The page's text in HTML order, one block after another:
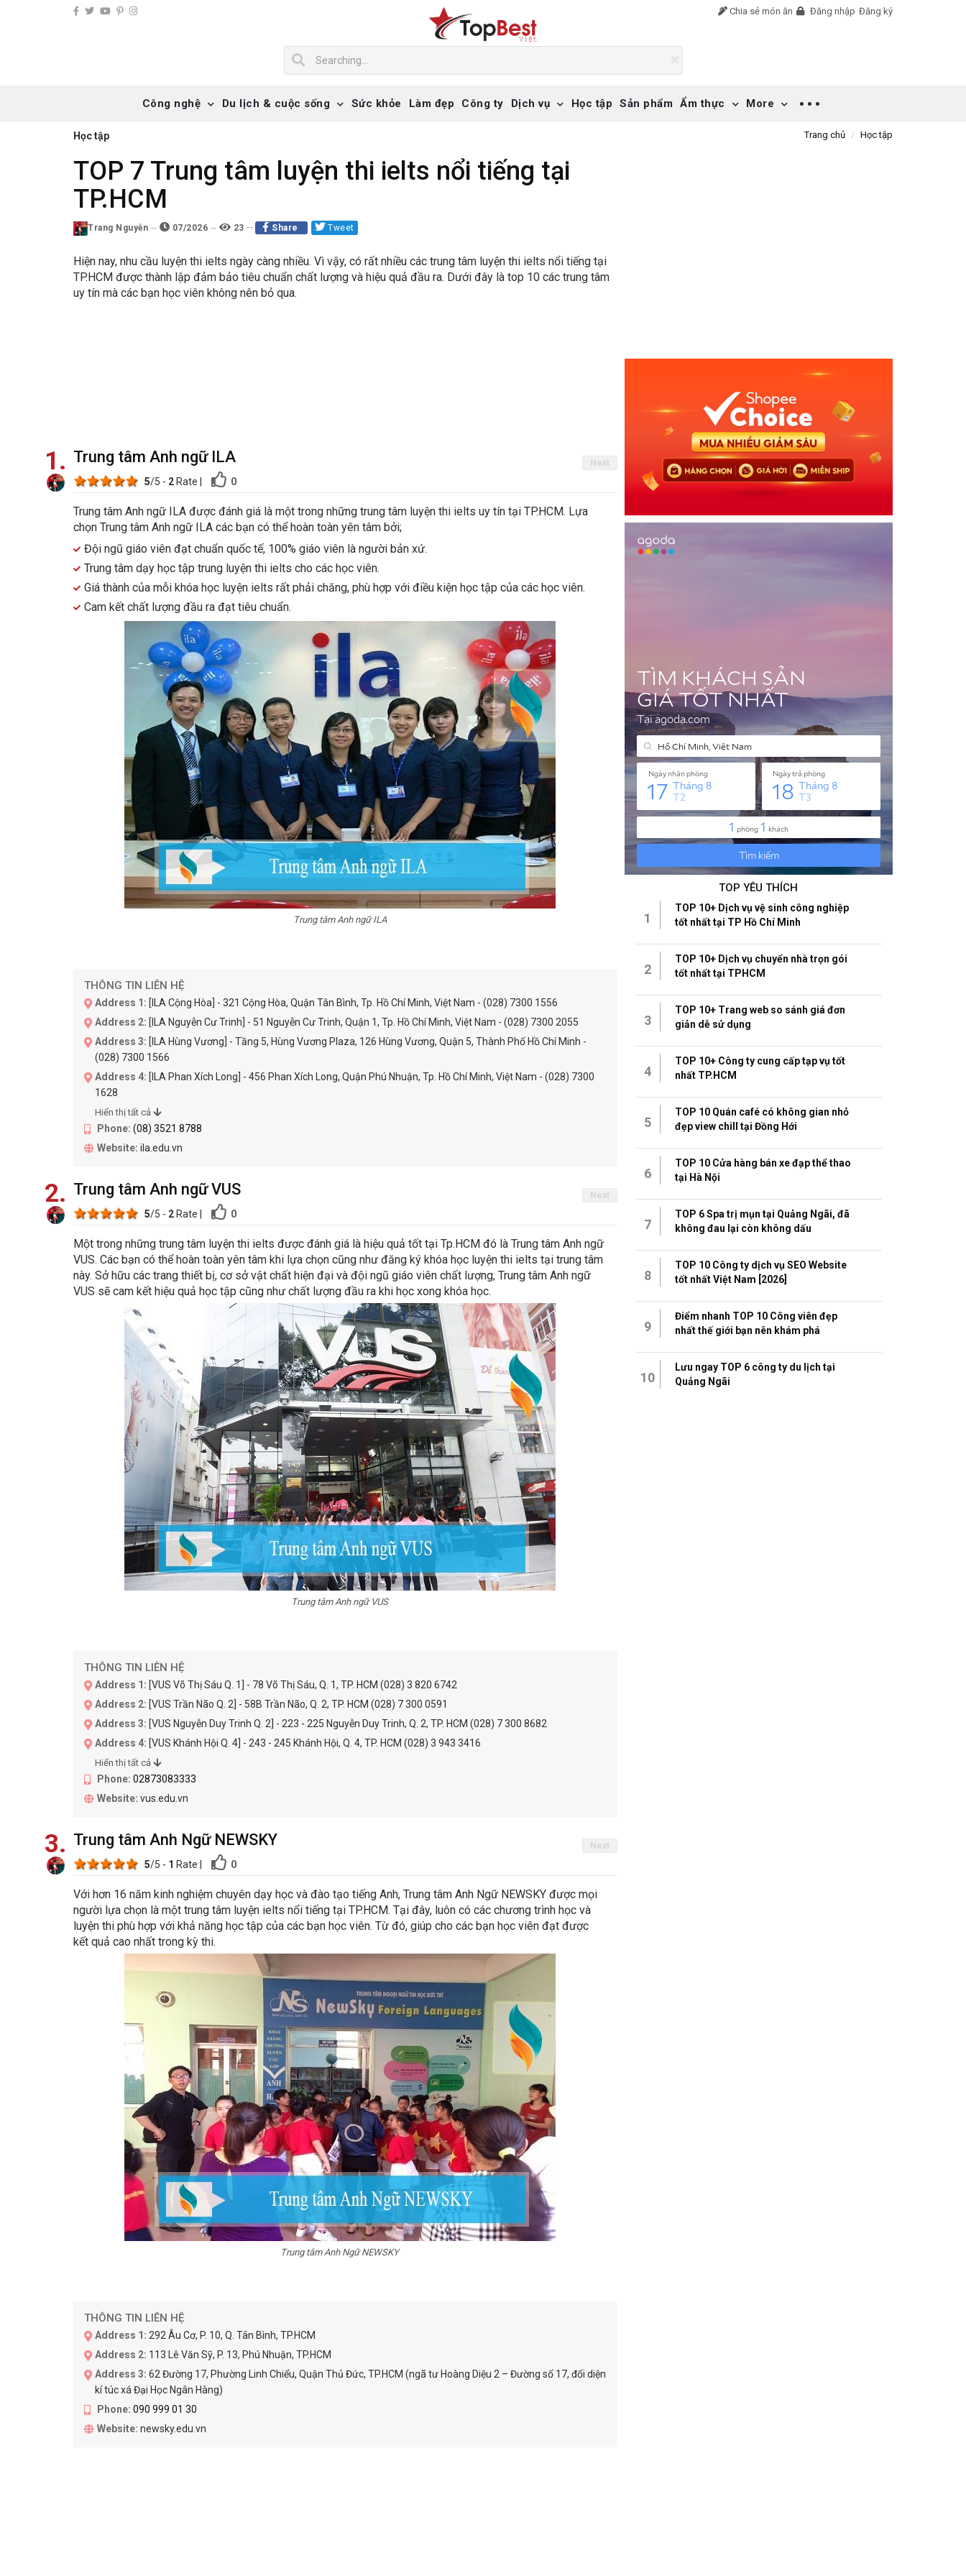
Chia sẻ món ăn Đăng nhập Đăng ký
Công nghệ Du lịch & cuộc sống Sức khỏe Làm đẹp Công ty Dịch vụ Học tập Sản phẩm Ẩm thực More
Học tập Trang chủ Học tập
TOP 7 Trung tâm luyện thi ielts nổi tiếng tại
TP.HCM
Trang Nguyễn 07/2026 23 Share Tweet
Hiện nay, nhu cầu luyện thi ielts ngày càng nhiều. Vì vậy, có rất nhiều các trung tâm luyện thi ielts nổi tiếng tại
TP.HCM được thành lập đảm bảo tiêu chuẩn chất lượng và hiệu quả đầu ra. Dưới đây là top 10 các trung tâm
uy tín mà các bạn học viên không nên bỏ qua.
Next
1 Trung tâm Anh ngữ ILA
5 stars
4 stars
3 stars
2 stars
1 star 5/5 - 2Rate | 0
Trung tâm Anh ngữ ILA được đánh giá là một trong những trung tâm luyện thi ielts uy tín tại TP.HCM. Lựa
chọn Trung tâm Anh ngữ ILA các bạn có thể hoàn toàn yên tâm bởi;
Đội ngũ giáo viên đạt chuẩn quốc tế, 100% giáo viên là người bản xứ.
Trung tâm dạy học tập trung luyện thi ielts cho các học viên.
Giá thành của mỗi khóa học luyện ielts rất phải chăng, phù hợp với điều kiện học tập của các học viên.
Cam kết chất lượng đầu ra đạt tiêu chuẩn.
Trung tâm Anh ngữ ILA
THÔNG TIN LIÊN HỆ
Address 1: [ILA Cộng Hòa] - 321 Cộng Hòa, Quận Tân Bình, Tp. Hồ Chí Minh, Việt Nam - (028) 7300 1556
Address 2: [ILA Nguyễn Cư Trinh] - 51 Nguyễn Cư Trinh, Quận 1, Tp. Hồ Chí Minh, Việt Nam - (028) 7300 2055
Address 3: [ILA Hùng Vương] - Tầng 5, Hùng Vương Plaza, 126 Hùng Vương, Quận 5, Thành Phố Hồ Chí Minh -
(028) 7300 1566
Address 4: [ILA Phan Xích Long] - 456 Phan Xích Long, Quận Phú Nhuận, Tp. Hồ Chí Minh, Việt Nam - (028) 7300
1628
Hiển thị tất cả
Phone: (08) 3521 8788
Website: ila.edu.vn
Next
2 Trung tâm Anh ngữ VUS
5 stars
4 stars
3 stars
2 stars
1 star 5/5 - 2Rate | 0
Một trong những trung tâm luyện thi ielts được đánh giá là hiệu quả tốt tại Tp.HCM đó là Trung tâm Anh ngữ
VUS. Các bạn có thể hoàn toàn yên tâm khi lựa chọn cũng như đăng ký khóa học luyện thi ielts tại trung tâm
này. Sở hữu các trang thiết bị, cơ sở vật chất hiện đại và đội ngũ giáo viên chất lượng, Trung tâm Anh ngữ
VUS sẽ cam kết hiệu quả học tập cũng như chất lượng đầu ra khi học xong khóa học.
Trung tâm Anh ngữ VUS
THÔNG TIN LIÊN HỆ
Address 1: [VUS Võ Thị Sáu Q. 1] - 78 Võ Thị Sáu, Q. 1, TP. HCM (028) 3 820 6742
Address 2: [VUS Trần Não Q. 2] - 58B Trần Não, Q. 2, TP. HCM (028) 7 300 0591
Address 3: [VUS Nguyễn Duy Trinh Q. 2] - 223 - 225 Nguyễn Duy Trinh, Q. 2, TP. HCM (‭028) 7 300 8682‬
Address 4: [VUS Khánh Hội Q. 4] - 243 - 245 Khánh Hội, Q. 4, TP. HCM (028) 3 943 3416
Hiển thị tất cả
Phone: 02873083333
Website: vus.edu.vn
Next
3 Trung tâm Anh Ngữ NEWSKY
5 stars
4 stars
3 stars
2 stars
1 star 5/5 - 1 Rate | 0
Với hơn 16 năm kinh nghiệm chuyên dạy học và đào tạo tiếng Anh, Trung tâm Anh Ngữ NEWSKY được mọi
người lựa chọn là một trung tâm luyện ielts nổi tiếng tại TP.HCM. Tại đây, luôn có các chương trình học và
luyện thi phù hợp với khả năng học tập của các bạn học viên. Từ đó, giúp cho các bạn học viên đạt được
kết quả cao nhất trong kỳ thi.
Trung tâm Anh Ngữ NEWSKY
THÔNG TIN LIÊN HỆ
Address 1: 292 Âu Cơ, P. 10, Q. Tân Bình, TP.HCM
Address 2: 113 Lê Văn Sỹ, P. 13, Phú Nhuận, TP.HCM
Address 3: 62 Đường 17, Phường Linh Chiểu, Quận Thủ Đức, TP.HCM (ngã tư Hoàng Diệu 2 – Đường số 17, đối diện
kí túc xá Đại Học Ngân Hàng)
Phone: 090 999 01 30
Website: newsky.edu.vn
TOP YÊU THÍCH
1
TOP 10+ Dịch vụ vệ sinh công nghiệp
tốt nhất tại TP Hồ Chí Minh
2
TOP 10+ Dịch vụ chuyển nhà trọn gói
tốt nhất tại TPHCM
3
TOP 10+ Trang web so sánh giá đơn
giản dễ sử dụng
4
TOP 10+ Công ty cung cấp tạp vụ tốt
nhất TP.HCM
5
TOP 10 Quán café có không gian nhỏ
đẹp view chill tại Đồng Hới
6
TOP 10 Cửa hàng bán xe đạp thể thao
tại Hà Nội
7
TOP 6 Spa trị mụn tại Quảng Ngãi, đã
không đau lại còn không dấu
8
TOP 10 Công ty dịch vụ SEO Website
tốt nhất Việt Nam [2026]
9
Điểm nhanh TOP 10 Công viên đẹp
nhất thế giới bạn nên khám phá
10
Lưu ngay TOP 6 công ty du lịch tại
Quảng Ngãi